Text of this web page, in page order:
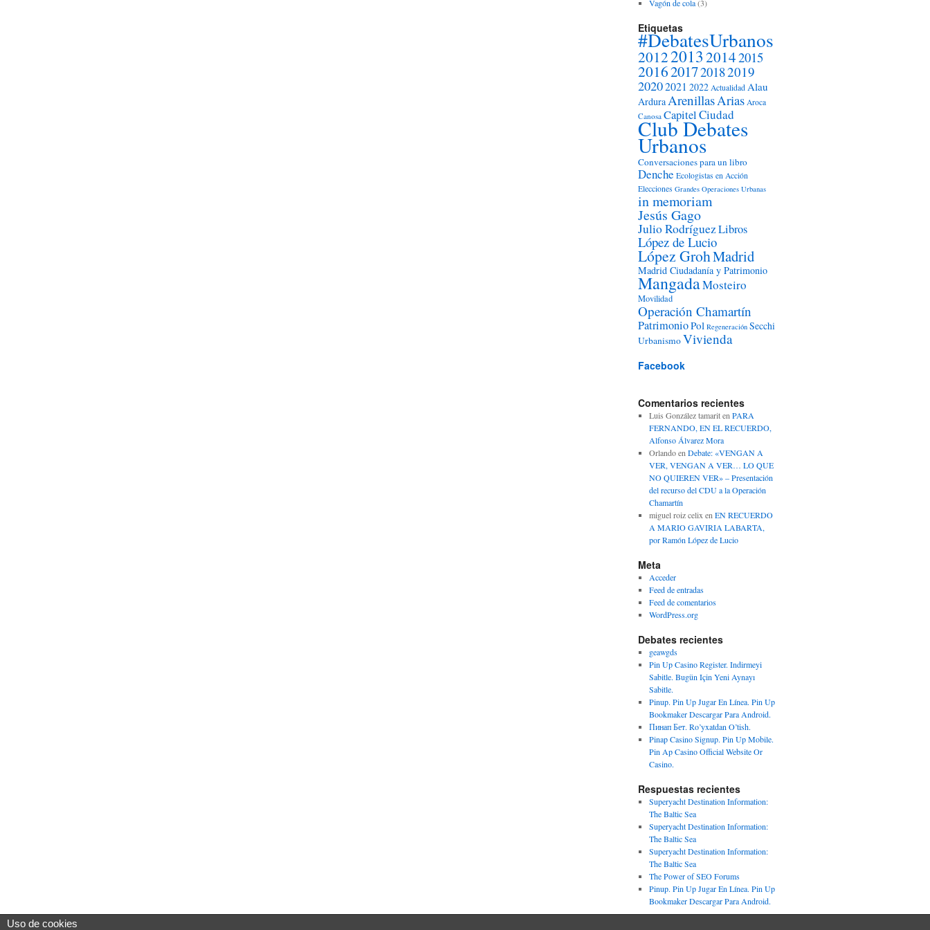
Vagón de cola(3)
Etiquetas
#DebatesUrbanos
2012201320142015
2016201720182019
20202021 2022 Actualidad Alau
ArduraArenillasArias Aroca
Canosa CapitelCiudad
Club Debates
Urbanos
Conversaciones para un libro
Denche Ecologistas en Acción
Elecciones Grandes Operaciones Urbanas
in memoriam
Jesús Gago
Julio RodríguezLibros
López de Lucio
López GrohMadrid
Madrid Ciudadanía y Patrimonio
MangadaMosteiro
Movilidad
Operación Chamartín
PatrimonioPol Regeneración Secchi
UrbanismoVivienda
Facebook
Comentarios recientes
Luis González tamariten PARA
FERNANDO, EN EL RECUERDO,
Alfonso Álvarez Mora
Orlandoen Debate: «VENGAN A
VER, VENGAN A VER… LO QUE
NO QUIEREN VER» – Presentación
del recurso del CDU a la Operación
Chamartín
miguel roiz celix en EN RECUERDO
A MARIO GAVIRIA LABARTA,
por Ramón López de Lucio
Meta
Acceder
Feed de entradas
Feed de comentarios
WordPress.org
Debates recientes
geawgds
Pin Up Casino Register. Indirmeyi
Sabitle. Bugün Için Yeni Aynayı
Sabitle.
Pinup. Pin Up Jugar En Línea. Pin Up
Bookmaker Descargar Para Android.
Пинап Бет. Ro’yxatdan O’tish.
Pinap Casino Signup. Pin Up Mobile.
Pin Ap Casino Official Website Or
Casino.
Respuestas recientes
Superyacht Destination Information:
The Baltic Sea
Superyacht Destination Information:
The Baltic Sea
Superyacht Destination Information:
The Baltic Sea
The Power of SEO Forums
Pinup. Pin Up Jugar En Línea. Pin Up
Bookmaker Descargar Para Android.
Uso de cookies